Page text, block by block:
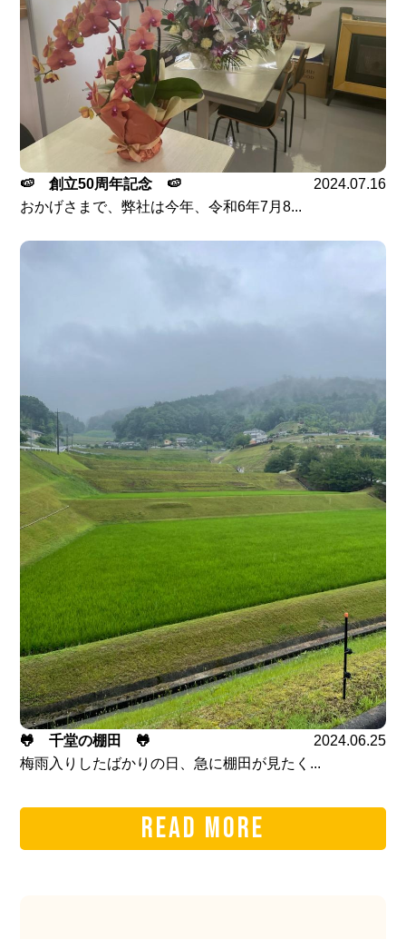
🍉 創立50周年記念 🍉
2024.07.16
おかげさまで、弊社は今年、令和6年7月8...
🐸 千堂の棚田 🐸
2024.06.25
梅雨入りしたばかりの日、急に棚田が見たく...
READ MORE